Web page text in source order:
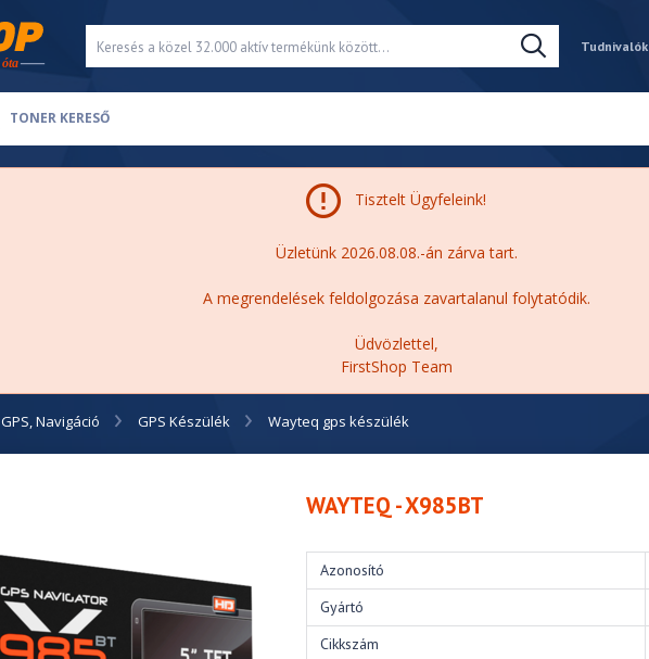
Tudnivalók
TONER KERESŐ
Tisztelt Ügyfeleink!
Üzletünk 2026.08.08.-án zárva tart.
A megrendelések feldolgozása zavartalanul folytatódik.
Üdvözlettel,
FirstShop Team
GPS, Navigáció GPS Készülék Wayteq gps készülék
WAYTEQ - X985BT
Azonosító
Gyártó
Cikkszám